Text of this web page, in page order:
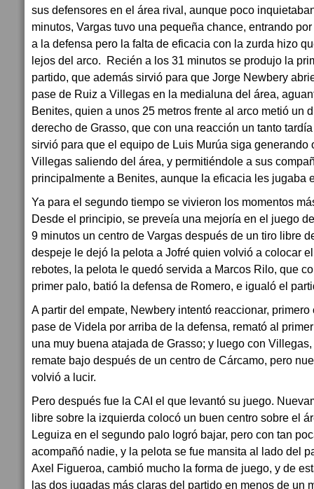
sus defensores en el área rival, aunque poco
minutos, Vargas tuvo una pequeña chance, entrando
a la defensa pero la falta de eficacia con la zurda hizo
lejos del arco. Recién a los 31 minutos se produjo la
partido, que además sirvió para que Jorge Newbery
pase de Ruiz a Villegas en la medialuna del área,
Benites, quien a unos 25 metros frente al arco metió un
derecho de Grasso, que con una reacción un tanto
sirvió para que el equipo de Luis Murúa siga generando
Villegas saliendo del área, y permitiéndole a sus
principalmente a Benites, aunque la eficacia les jugaba
Ya para el segundo tiempo se vivieron los momentos
Desde el principio, se preveía una mejoría en el juego
9 minutos un centro de Vargas después de un tiro libre
despeje le dejó la pelota a Jofré quien volvió a colocar
rebotes, la pelota le quedó servida a Marcos Rilo, que
primer palo, batió la defensa de Romero, e igualó el
A partir del empate, Newbery intentó reaccionar,
pase de Videla por arriba de la defensa, remató al
una muy buena atajada de Grasso; y luego con
remate bajo después de un centro de Cárcamo, pero
volvió a lucir.
Pero después fue la CAI el que levantó su juego.
libre sobre la izquierda colocó un buen centro sobre el
Leguiza en el segundo palo logró bajar, pero con tan
acompañó nadie, y la pelota se fue mansita al lado del
Axel Figueroa, cambió mucho la forma de juego, y de
las dos jugadas más claras del partido en menos de un